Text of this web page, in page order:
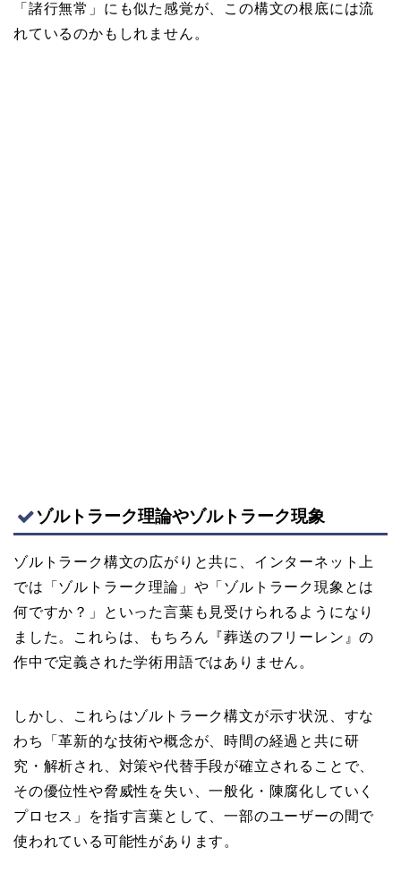
「諸行無常」にも似た感覚が、この構文の根底には流
れているのかもしれません。
ゾルトラーク理論やゾルトラーク現象
ゾルトラーク構文の広がりと共に、インターネット上
では「ゾルトラーク理論」や「ゾルトラーク現象とは
何ですか？」といった言葉も見受けられるようになり
ました。これらは、もちろん『葬送のフリーレン』の
作中で定義された学術用語ではありません。
しかし、これらはゾルトラーク構文が示す状況、すな
わち「革新的な技術や概念が、時間の経過と共に研
究・解析され、対策や代替手段が確立されることで、
その優位性や脅威性を失い、一般化・陳腐化していく
プロセス」を指す言葉として、一部のユーザーの間で
使われている可能性があります。